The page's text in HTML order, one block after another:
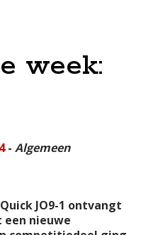
week:
- Algemeen
JO9-1 ontvangt
een nieuwe